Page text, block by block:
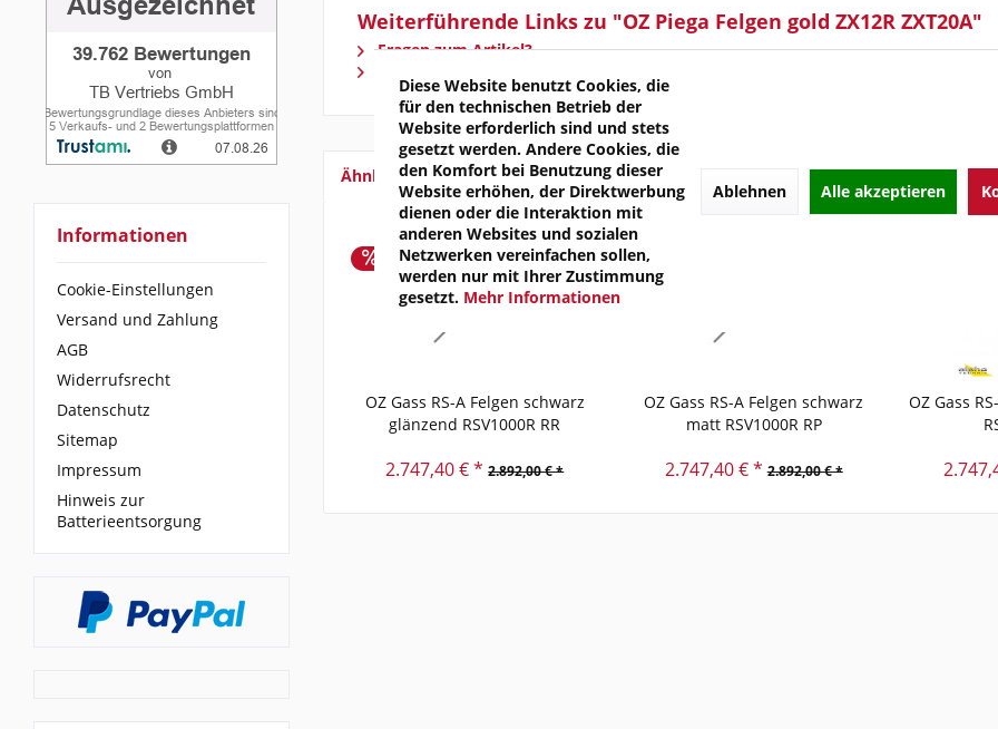
Informationen
Cookie-Einstellungen
Versand und Zahlung
AGB
Widerrufsrecht
Datenschutz
Sitemap
Impressum
Hinweis zur
Batterieentsorgung
Weiterführende Links zu "OZ Piega Felgen gold ZX12R ZXT20A"
Fragen zum Artikel?
Ähnliche Artikel
OZ Gass RS-A Felgen schwarz
glänzend RSV1000R RR
2.747,40 € * 2.892,00 € *
OZ Gass RS-A Felgen schwarz
matt RSV1000R RP
2.747,40 € * 2.892,00 € *
OZ Gass
Diese Website benutzt Cookies, die
für den technischen Betrieb der
Website erforderlich sind und stets
gesetzt werden. Andere Cookies, die
den Komfort bei Benutzung dieser
Website erhöhen, der Direktwerbung
dienen oder die Interaktion mit
anderen Websites und sozialen
Netzwerken vereinfachen sollen,
werden nur mit Ihrer Zustimmung
gesetzt. Mehr Informationen
Ablehnen Alle akzeptieren